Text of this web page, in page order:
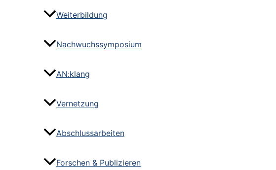
Weiterbildung
Nachwuchssymposium
AN:klang
Vernetzung
Abschlussarbeiten
Forschen & Publizieren